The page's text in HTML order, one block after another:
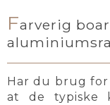
Farverig
Har du brug for
at de typiske